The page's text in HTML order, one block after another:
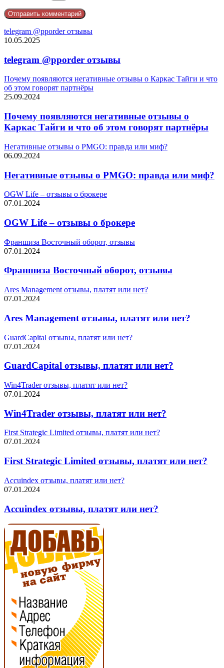
telegram @pporder отзывы
10.05.2025
telegram @pporder отзывы
Почему появляются негативные отзывы о Каркас Тайги и что
об этом говорят партнёры
25.09.2024
Почему появляются негативные отзывы о
Каркас Тайги и что об этом говорят партнёры
Негативные отзывы о PMGO: правда или миф?
06.09.2024
Негативные отзывы о PMGO: правда или миф?
OGW Life – отзывы о брокере
07.01.2024
OGW Life – отзывы о брокере
Франшиза Восточный оборот, отзывы
07.01.2024
Франшиза Восточный оборот, отзывы
Ares Management отзывы, платят или нет?
07.01.2024
Ares Management отзывы, платят или нет?
GuardCapital отзывы, платят или нет?
07.01.2024
GuardCapital отзывы, платят или нет?
Win4Trader отзывы, платят или нет?
07.01.2024
Win4Trader отзывы, платят или нет?
First Strategic Limited отзывы, платят или нет?
07.01.2024
First Strategic Limited отзывы, платят или нет?
Accuindex отзывы, платят или нет?
07.01.2024
Accuindex отзывы, платят или нет?